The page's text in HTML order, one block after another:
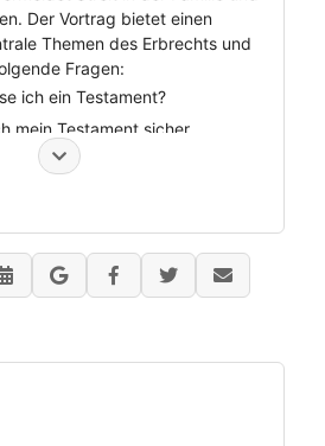
Der Vortrag bietet einen
Themen des Erbrechts und
Fragen:
ich ein Testament?
mein Testament sicher
es sich mit dem Pflichtteil?
ich Erbschaftssteuer?